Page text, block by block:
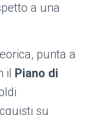
a una
punta a
il Piano di
su